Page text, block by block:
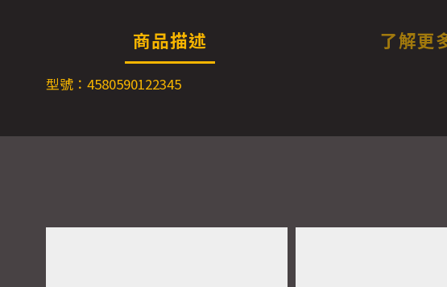
商品描述 了解更
型號：4580590122345